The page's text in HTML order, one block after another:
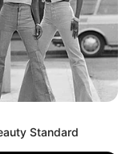
la calma y
por el
la evolución del
Standard